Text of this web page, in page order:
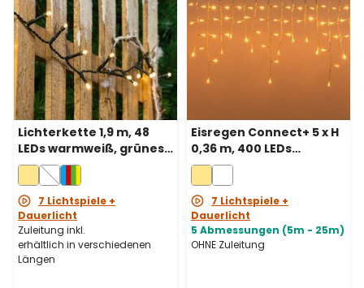
Lichterkette 1,9 m, 48
LEDs warmweiß, grünes
Kabel,
batteriebetrieben
7 Lichtspiele +
Dauerlicht
Zuleitung inkl.
erhältlich in verschiedenen
Längen
Eisregen Connect+ 5 x H
0,36 m, 400 LEDs
Warmweiß,
transparentes Kabel,
verlängerbar.
7 Lichtspiele +
Dauerlicht
5 Abmessungen (5m - 25m)
OHNE Zuleitung